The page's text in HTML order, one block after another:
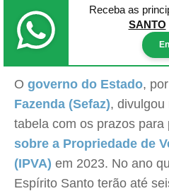
Receba as
SANTO
O governo do Estado,
Fazenda (Sefaz), divulgou
tabela com os prazos para
sobre a Propriedade de
(IPVA) em 2023. No ano
Espírito Santo terão até